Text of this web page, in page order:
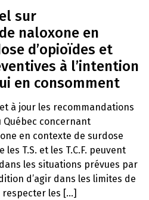
sur
naloxone en
d’opioïdes et
à l’intention
en consomment
à jour les recommandations
Québec concernant
en contexte de surdose
T.S. et les T.C.F. peuvent
les situations prévues par
d’agir dans les limites de
les [...]